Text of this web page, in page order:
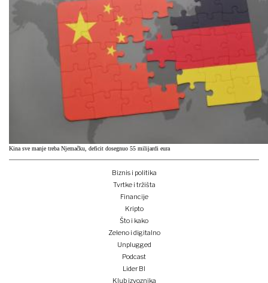
Kina sve manje treba Njemačku, deficit dosegnuo 55 milijardi eura
Biznis i politika
Tvrtke i tržišta
Financije
Kripto
Što i kako
Zeleno i digitalno
Unplugged
Podcast
Lider BI
Klub izvoznika